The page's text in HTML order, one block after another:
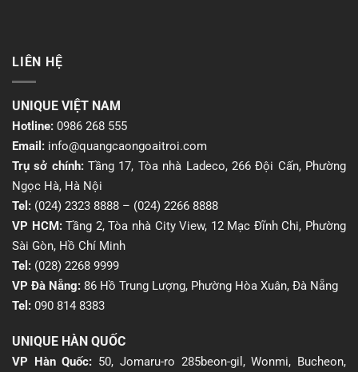
LIÊN HỆ
UNIQUE VIỆT NAM
Hotline: 0986 268 555
Email: info@quangcaongoaitroi.com
Trụ sở chính:Tầng 17, Tòa nhà Ladeco, 266 Đội Cấn, Phường
Ngọc Hà, Hà Nội
Tel: (024) 2323 8888 – (024) 2266 8888
VP HCM:Tầng 2, Tòa nhà City View, 12 Mạc Đĩnh Chi, Phường
Sài Gòn, Hồ Chí Minh
Tel: (028) 2268 9999
VP Đà Nẵng: 86 Hồ Trung Lượng, Phường Hòa Xuân, Đà Nẵng
Tel: 090 814 8383
UNIQUE HÀN QUỐC
VP Hàn Quốc: 50, Jomaru-ro 285beon-gil, Wonmi, Bucheon,